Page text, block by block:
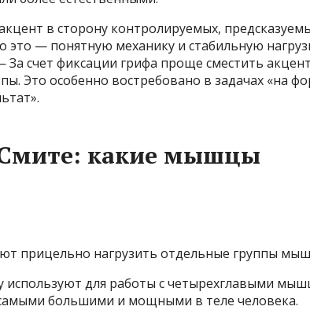
в сторону контролируемых,
это — понятную механику и стабильную
За счет фиксации грифа проще сместить
Это особенно востребовано в задачах «на
какие мышцы
прицельно нагрузить отдельные группы
для работы с четырехглавыми
большими и мощными в теле человека.